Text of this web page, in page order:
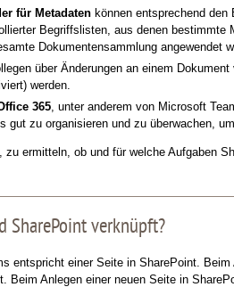
für Metadaten können entsprechend
Begriffslisten, aus denen
Dokumentensammlung angewendet
über Änderungen an einem
werden.
365 , unter anderem von Microsoft
gut zu organisieren und zu überwachen,
ermitteln, ob und für welche Aufgaben
SharePoint verknüpft?
entspricht einer Seite in SharePoint.
Beim Anlegen einer neuen Seite in